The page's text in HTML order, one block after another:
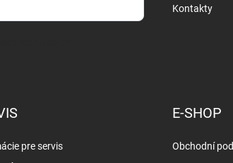
Kontakty
pre servis
E-SHOP
Obchodní